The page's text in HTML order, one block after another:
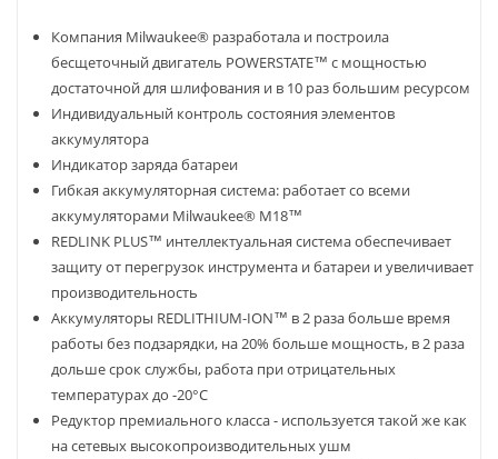
Компания Milwaukee® разработала и построила
бесщеточный двигатель POWERSTATE™ с мощностью
достаточной для шлифования и в 10 раз большим ресурсом
Индивидуальный контроль состояния элементов
аккумулятора
Индикатор заряда батареи
Гибкая аккумуляторная система: работает со всеми
аккумуляторами Milwaukee® М18™
REDLINK PLUS™ интеллектуальная система обеспечивает
защиту от перегрузок инструмента и батареи и увеличивает
производительность
Аккумуляторы REDLITHIUM-ION™ в 2 раза больше время
работы без подзарядки, на 20% больше мощность, в 2 раза
дольше срок службы, работа при отрицательных
температурах до -20°C
Редуктор премиального класса - используется такой же как
на сетевых высокопроизводительных ушм